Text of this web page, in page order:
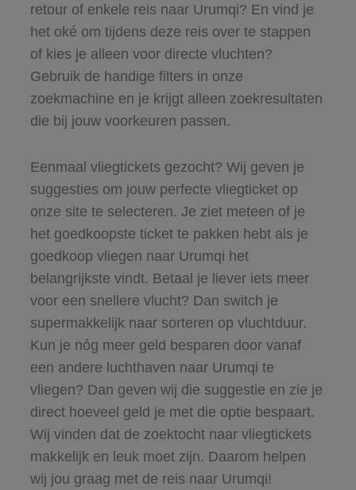
retour of enkele reis naar Urumqi? En vind je
het oké om tijdens deze reis over te stappen
of kies je alleen voor directe vluchten?
Gebruik de handige filters in onze
zoekmachine en je krijgt alleen zoekresultaten
die bij jouw voorkeuren passen.
Eenmaal vliegtickets gezocht? Wij geven je
suggesties om jouw perfecte vliegticket op
onze site te selecteren. Je ziet meteen of je
het goedkoopste ticket te pakken hebt als je
goedkoop vliegen naar Urumqi het
belangrijkste vindt. Betaal je liever iets meer
voor een snellere vlucht? Dan switch je
supermakkelijk naar sorteren op vluchtduur.
Kun je nóg meer geld besparen door vanaf
een andere luchthaven naar Urumqi te
vliegen? Dan geven wij die suggestie en zie je
direct hoeveel geld je met die optie bespaart.
Wij vinden dat de zoektocht naar vliegtickets
makkelijk en leuk moet zijn. Daarom helpen
wij jou graag met de reis naar Urumqi!